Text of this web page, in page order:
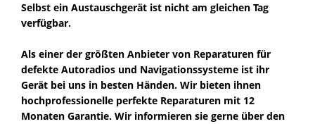
Selbst ein Austauschgerät ist nicht am gleichen Tag
verfügbar.
Als einer der größten Anbieter von Reparaturen für
defekte Autoradios und Navigationssysteme ist ihr
Gerät bei uns in besten Händen. Wir bieten ihnen
hochprofessionelle perfekte Reparaturen mit 12
Monaten Garantie. Wir informieren sie gerne über den